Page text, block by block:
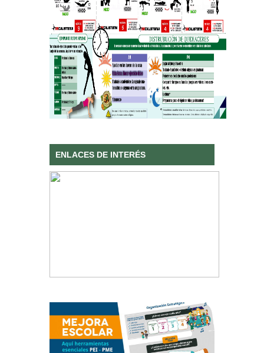
ENLACES DE INTERÉS